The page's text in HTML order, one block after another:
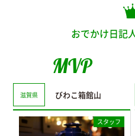
おでかけ日記
MVP
滋賀県 びわこ箱館山
スタッフ